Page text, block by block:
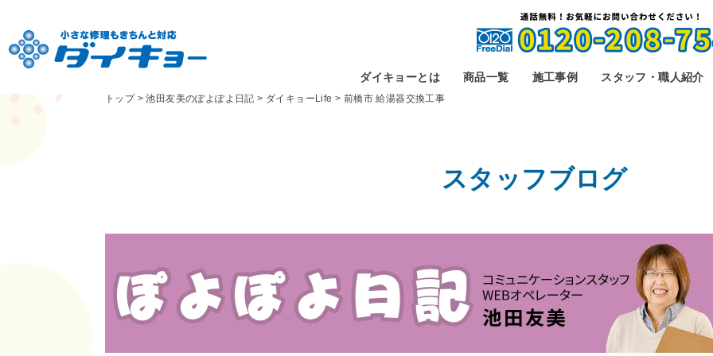
ダイキョーとは 商品一覧 施工事例 スタッフ・職人紹介
トップ>池田友美のぽよぽよ日記 > ダイキョーLife > 前橋市 給湯器交換工事
スタッフブログ